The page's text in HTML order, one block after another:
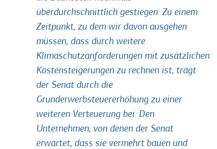
überdurchschnittlich gestiegen. Zu einem
Zeitpunkt, zu dem wir davon ausgehen
müssen, dass durch weitere
Klimaschutzanforderungen mit zusätzlichen
Kostensteigerungen zu rechnen ist, trägt
der Senat durch die
Grunderwerbsteuererhöhung zu einer
weiteren Verteuerung bei. Den
Unternehmen, von denen der Senat
erwartet, dass sie vermehrt bauen und